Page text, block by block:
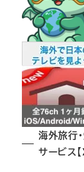
海外旅行
サービス